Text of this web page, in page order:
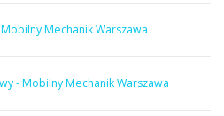
Mechanik Warszawa
- Mobilny Mechanik Warszawa